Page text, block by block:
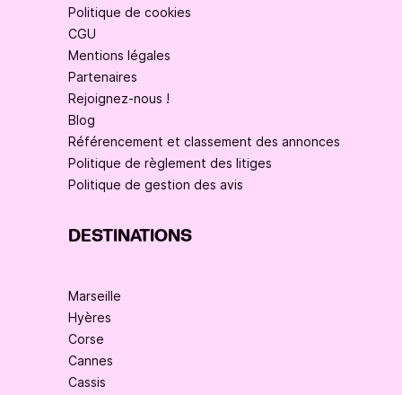
Politique de cookies
CGU
Mentions légales
Partenaires
Rejoignez-nous !
Blog
Référencement et classement des annonces
Politique de règlement des litiges
Politique de gestion des avis
DESTINATIONS
Marseille
Hyères
Corse
Cannes
Cassis